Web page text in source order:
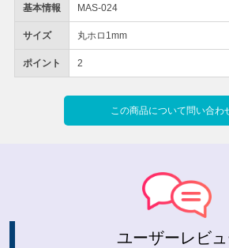
基本情報 MAS-024
サイズ 丸ホロ1mm
ポイント 2
この商品について問い合わ
ユーザーレビ